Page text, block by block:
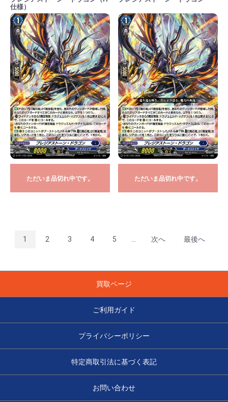
仕様）
ただいま品切れ中です。 ただいま品切れ中です。
1 2 3 4 5 次へ 最後へ
買取ページ
ご利用ガイド
プライバシーポリシー
特定商取引法に基づく表記
お問い合わせ